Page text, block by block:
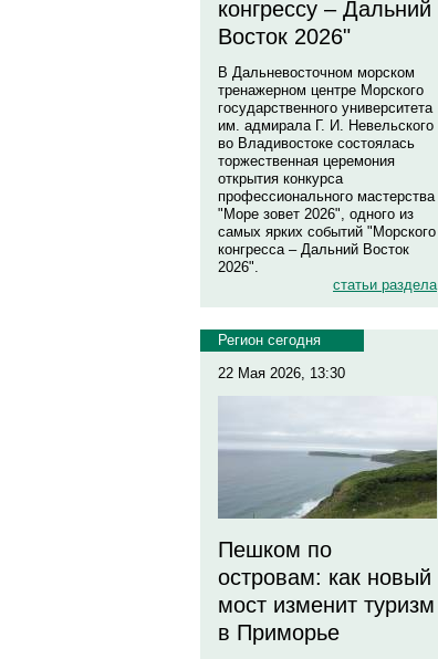
конгрессу – Дальний
Восток 2026"
В Дальневосточном морском
тренажерном центре Морского
государственного университета
им. адмирала Г. И. Невельского
во Владивостоке состоялась
торжественная церемония
открытия конкурса
профессионального мастерства
"Море зовет 2026", одного из
самых ярких событий "Морского
конгресса – Дальний Восток
2026".
статьи раздела
Регион сегодня
22 Мая 2026, 13:30
Пешком по
островам: как новый
мост изменит туризм
в Приморье